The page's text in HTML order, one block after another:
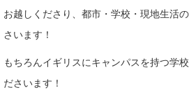
お越しくださり、都市・学校・現地生活
さいます！
もちろんイギリスにキャンパスを持つ学
ださいます！